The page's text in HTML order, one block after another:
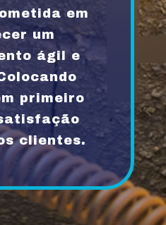
em
um
ágil e
primeiro
clientes.